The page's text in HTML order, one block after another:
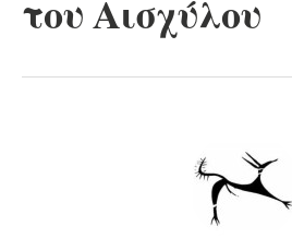
του Αισχύλου